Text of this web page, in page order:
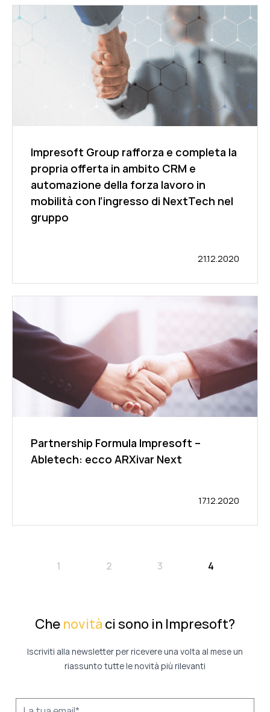
Impresoft Group rafforza e completa la
propria offerta in ambito CRM e
automazione della forza lavoro in
mobilità con l’ingresso di NextTech nel
gruppo
21.12.2020
Partnership Formula Impresoft –
Abletech: ecco ARXivar Next
17.12.2020
1 2 3 4
Che novità ci sono in Impresoft?
Iscriviti alla newsletter per ricevere una volta al mese un
riassunto tutte le novità più rilevanti